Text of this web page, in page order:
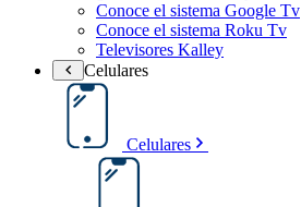
Conoce el sistema Google Tv
Conoce el sistema Roku Tv
Televisores Kalley
Celulares
Celulares